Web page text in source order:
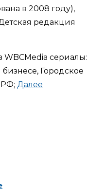
в 2008 году),
редакция
WBCMedia сериалы:
Городское
Далее